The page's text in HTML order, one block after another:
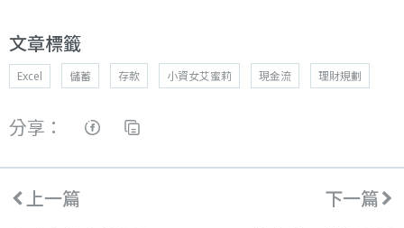
文章標籤
Excel 儲蓄 存款 小資女艾蜜莉 現金流 理財規劃
分享：
上一篇
下一篇